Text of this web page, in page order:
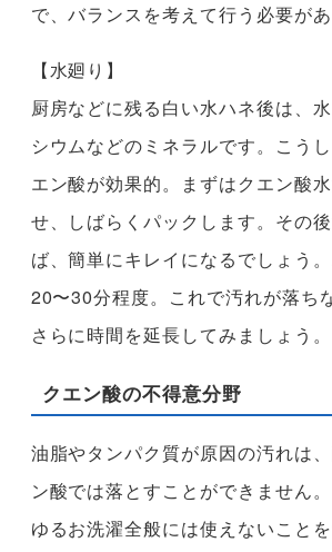
で、バランスを考えて行う必要があ
【水廻り】
厨房などに残る白い水ハネ後は、
シウムなどのミネラルです。こう
エン酸が効果的。まずはクエン酸
せ、しばらくパックします。その
ば、簡単にキレイになるでしょう
20〜30分程度。これで汚れが落ち
さらに時間を延長してみましょう。
クエン酸の不得意分野
油脂やタンパク質が原因の汚れは
ン酸では落とすことができません
ゆるお洗濯全般には使えないこと